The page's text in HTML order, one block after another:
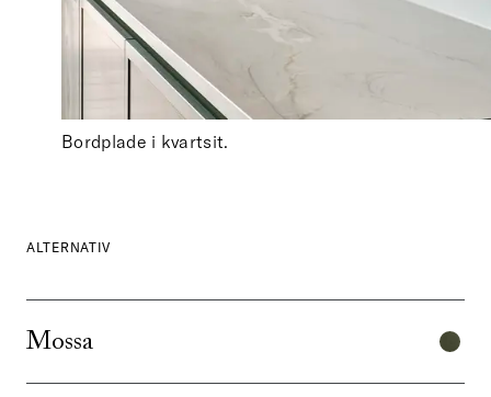
Bordplade i kvartsit.
ALTERNATIV
Mossa